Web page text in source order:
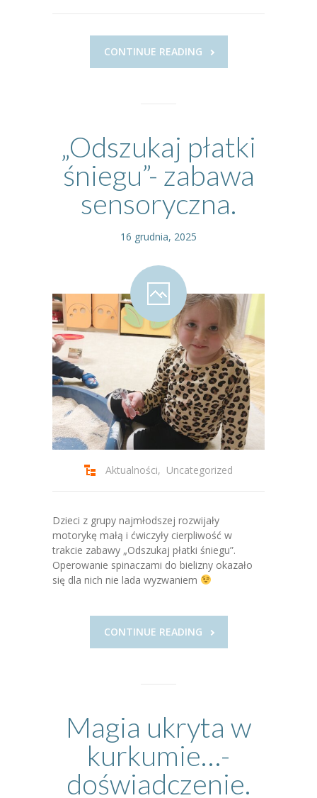
CONTINUE READING
„Odszukaj płatki
śniegu”- zabawa
sensoryczna.
16 grudnia, 2025
Aktualności, Uncategorized
Dzieci z grupy najmłodszej rozwijały
motorykę małą i ćwiczyły cierpliwość w
trakcie zabawy „Odszukaj płatki śniegu”.
Operowanie spinaczami do bielizny okazało
się dla nich nie lada wyzwaniem
CONTINUE READING
Magia ukryta w
kurkumie…-
doświadczenie.